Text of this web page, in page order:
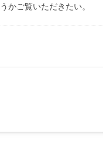
かご覧いただきたい。